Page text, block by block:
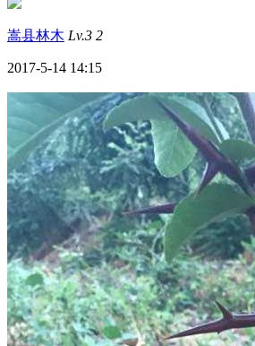
嵩县林木 Lv.3 2
2017-5-14 14:15